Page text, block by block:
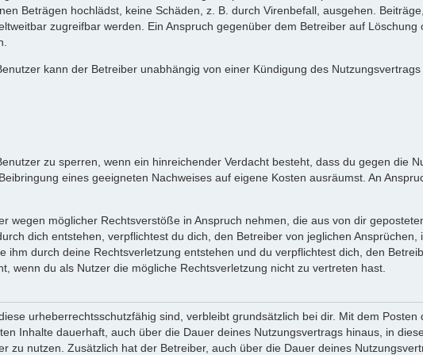
Beträgen hochlädst, keine Schäden, z. B. durch Virenbefall, ausgehen.
zugreifbar werden. Ein Anspruch gegenüber dem Betreiber auf
kann der Betreiber unabhängig von einer Kündigung des
zu sperren, wenn ein hinreichender Verdacht besteht, dass du gegen die
eines geeigneten Nachweises auf eigene Kosten ausräumst. An
wegen möglicher Rechtsverstöße in Anspruch nehmen, die aus von dir
dich entstehen, verpflichtest du dich, den Betreiber von jeglichen
durch deine Rechtsverletzung entstehen und du verpflichtest dich, den
wenn du als Nutzer die mögliche Rechtsverletzung nicht zu vertreten hast.
urheberrechtsschutzfähig sind, verbleibt grundsätzlich bei dir. Mit dem
Inhalte dauerhaft, auch über die Dauer deines Nutzungsvertrags hinaus, in
zu nutzen. Zusätzlich hat der Betreiber, auch über die Dauer deines